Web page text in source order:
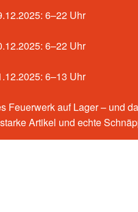
6–22 Uhr
6–22 Uhr
6–13 Uhr
Feuerwerk auf Lager – und
Artikel und echte